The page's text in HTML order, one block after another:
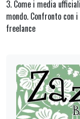
3. Come i media
mondo. Confronto
freelance